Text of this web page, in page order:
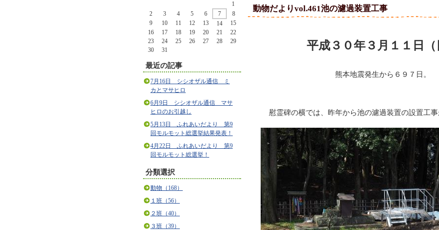
1
2
3 4 5 6 7
8
9
10 11 12 13 14
15
16
17 18 19 20 21
22
23
24 25 26 27 28
29
30
31
最近の記事
7月16日 シシオザル通信 ミ
カとマサヒロ
6月9日 シシオザル通信 マサ
ヒロのお引越し
5月13日 ふれあいだより 第9
回モルモット総選挙結果発表！
4月22日 ふれあいだより 第9
回モルモット総選挙！
分類選択
動物（168）
１班（56）
２班（40）
３班（39）
動物だよりvol.461池の濾過装置工事
平成３０年３月１１日（
熊本地震発生から６９７日。
慰霊碑の横では、昨年から池の濾過装置の設置工